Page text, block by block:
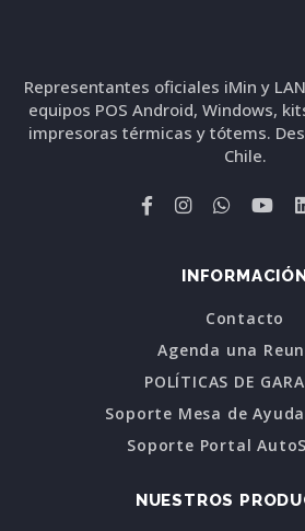
Representantes oficiales iMin y
equipos POS Android, Windows,
impresoras térmicas y tótems.
Chile.
Contacto
Agenda una
POLÍTICAS DE
Soporte Mesa de
Soporte Portal
NUESTROS